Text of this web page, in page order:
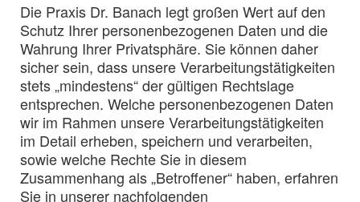
Die Praxis Dr. Banach legt großen Wert auf den
Schutz Ihrer personenbezogenen Daten und die
Wahrung Ihrer Privatsphäre. Sie können daher
sicher sein, dass unsere Verarbeitungstätigkeiten
stets „mindestens“ der gültigen Rechtslage
entsprechen. Welche personenbezogenen Daten
wir im Rahmen unsere Verarbeitungstätigkeiten
im Detail erheben, speichern und verarbeiten,
sowie welche Rechte Sie in diesem
Zusammenhang als „Betroffener“ haben, erfahren
Sie in unserer nachfolgenden